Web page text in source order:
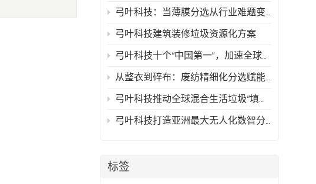
弓叶科技：当薄膜分选从行业难题变成可复制的技术方案
弓叶科技建筑装修垃圾资源化方案
弓叶科技十个“中国第一”，加速全球再生资源行业智能化时代的到来
从整衣到碎布：废纺精细化分选赋能高值化再生
弓叶科技推动全球混合生活垃圾“填埋骤零化与资源最大化”
弓叶科技打造亚洲最大无人化数智分拣中心，以AI技术驱动循环经济新典范
标签